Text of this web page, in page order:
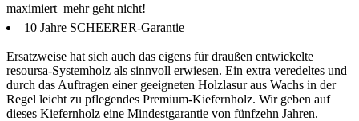
maximiert  mehr geht nicht!
10 Jahre SCHEERER-Garantie
Ersatzweise hat sich auch das eigens für draußen entwickelte
resoursa-Systemholz als sinnvoll erwiesen. Ein extra veredeltes und
durch das Auftragen einer geeigneten Holzlasur aus Wachs in der
Regel leicht zu pflegendes Premium-Kiefernholz. Wir geben auf
dieses Kiefernholz eine Mindestgarantie von fünfzehn Jahren.